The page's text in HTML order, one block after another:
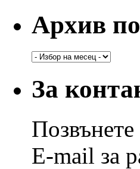
Архив
Архив
и
месеци
За
E-mail за